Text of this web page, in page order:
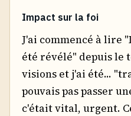
Impact sur la foi
J'ai commencé à lire
été révélé" depuis le
visions et j'ai été...
pouvais pas passer
c'était vital, urgent.